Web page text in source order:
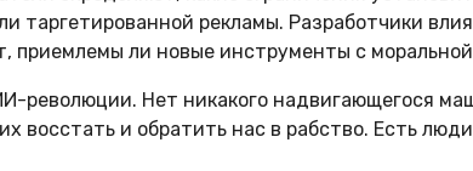
таргетированной рекламы. Разработчики
приемлемы ли новые инструменты с
революции. Нет никакого надвигающегося
восстать и обратить нас в рабство. Есть